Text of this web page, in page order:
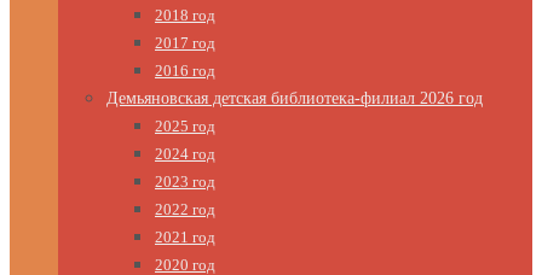
2018 год
2017 год
2016 год
Демьяновская детская библиотека-филиал 2026 год
2025 год
2024 год
2023 год
2022 год
2021 год
2020 год